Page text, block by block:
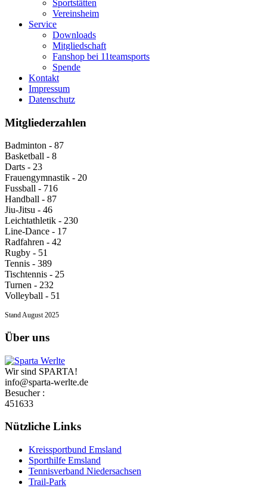
Sportstätten
Vereinsheim
Service
Downloads
Mitgliedschaft
Fanshop bei 11teamsports
Spende
Kontakt
Impressum
Datenschutz
Mitgliederzahlen
Badminton - 87
Basketball - 8
Darts - 23
Frauengymnastik - 20
Fussball - 716
Handball - 87
Jiu-Jitsu - 46
Leichtathletik - 230
Line-Dance - 17
Radfahren - 42
Rugby - 51
Tennis - 389
Tischtennis - 25
Turnen - 232
Volleyball - 51
Stand August 2025
Über uns
Wir sind SPARTA!
info@sparta-werlte.de
Besucher :
451633
Nützliche Links
Kreissportbund Emsland
Sporthilfe Emsland
Tennisverband Niedersachsen
Trail-Park